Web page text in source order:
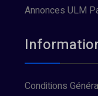
Annonces ULM
Conditions